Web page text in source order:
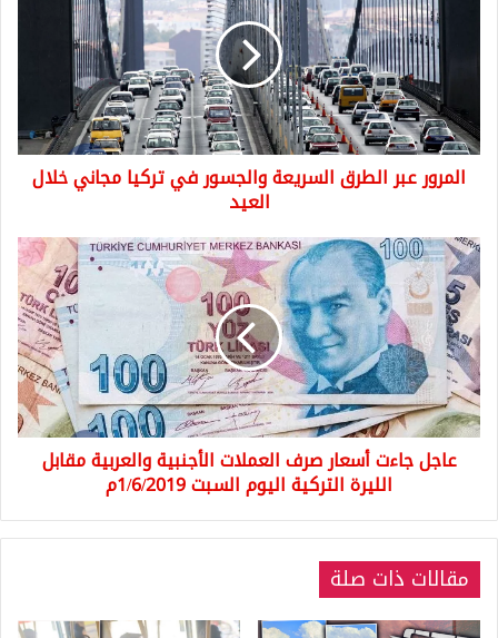
السريعة
والجسور
مجاني
خلال
العيد
المرور عبر الطرق السريعة والجسور في تركيا مجاني خلال
العيد
عاجل
جاءت
أسعار
صرف
العملات
الأجنبية
والعربية
مقابل
الليرة
التركية
1/6/2019م
عاجل جاءت أسعار صرف العملات الأجنبية والعربية مقابل
الليرة التركية اليوم السبت 1/6/2019م
مقالات ذات صلة